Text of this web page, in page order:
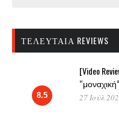
ΤΕΛΕΥΤΑΊΑ REVIEWS
8.5
[Video
27 Ιούλ